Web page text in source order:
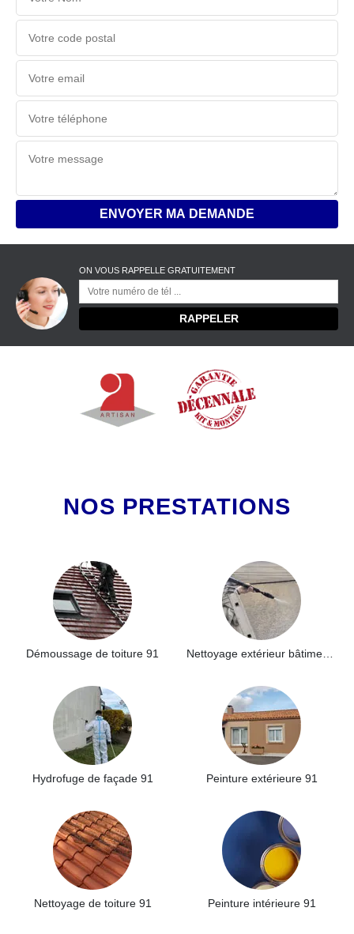
ON VOUS RAPPELLE GRATUITEMENT
NOS PRESTATIONS
Démoussage de toiture 91
Hydrofuge de façade 91 Peinture extérieure 91
Nettoyage de toiture 91 Peinture intérieure 91